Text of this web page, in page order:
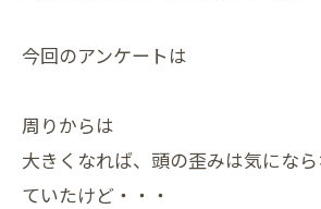
今回のアンケートは
周りからは
大きくなれば、頭の歪みは気にな
ていたけど・・・